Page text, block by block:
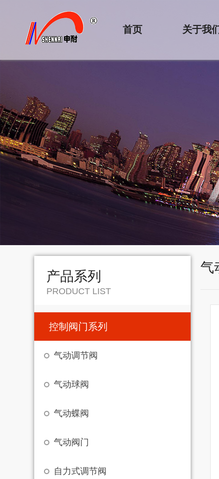
首页 关于我
产品系列
PRODUCT LIST
控制阀门系列
气动调节阀
气动球阀
气动蝶阀
气动阀门
自力式调节阀
气